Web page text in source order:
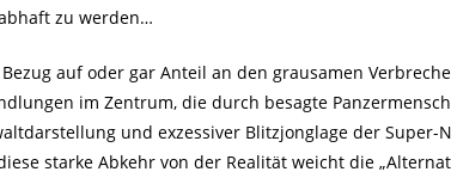
zu werden…
auf oder gar Anteil an den grausamen
im Zentrum, die durch besagte
und exzessiver Blitzjonglage der
starke Abkehr von der Realität weicht die